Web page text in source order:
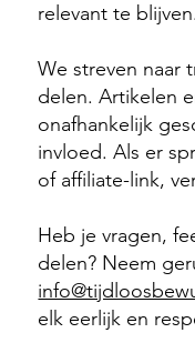
relevant te blijven.
We streven naar
delen. Artikelen
onafhankelijk
invloed. Als er
of affiliate-link,
Heb je vragen,
delen? Neem
elk eerlijk en